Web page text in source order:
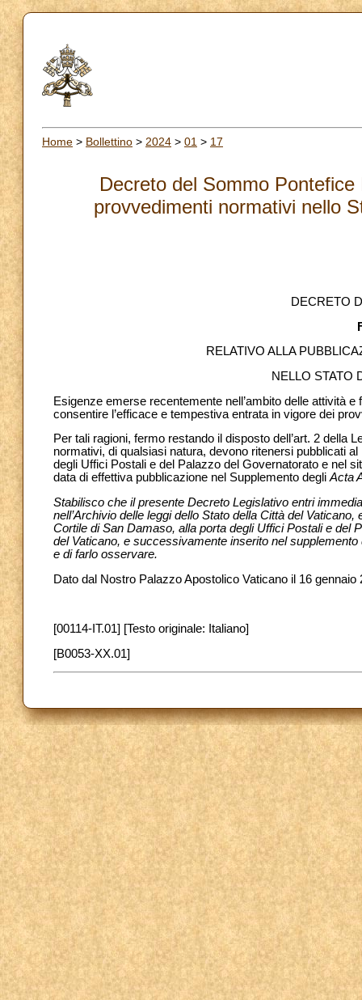
Home > Bollettino > 2024 > 01 > 17
Decreto del Sommo
provvedimenti normativi nello
DECRETO
RELATIVO ALLA
NELLO STATO
Esigenze emerse recentemente nell’ambito delle attività
consentire l’efficace e tempestiva entrata in vigore dei
Per tali ragioni, fermo restando il disposto dell’art. 2 della
normativi, di qualsiasi natura, devono ritenersi pubblicati
degli Uffici Postali e del Palazzo del Governatorato e nel
data di effettiva pubblicazione nel Supplemento degliActa
Stabilisco che il presente Decreto Legislativo entri
nell’Archivio delle leggi dello Stato della Città del
Cortile di San Damaso, alla porta degli Uffici Postali e del
del Vaticano, e successivamente inserito nel
e di farlo osservare.
Dato dal Nostro Palazzo Apostolico Vaticano il 16
[00114-IT.01] [Testo originale: Italiano]
[B0053-XX.01]